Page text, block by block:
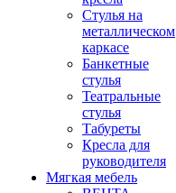
Стулья на
металлическом
каркасе
Банкетные
стулья
Театральные
стулья
Табуреты
Кресла для
руководителя
Мягкая мебель